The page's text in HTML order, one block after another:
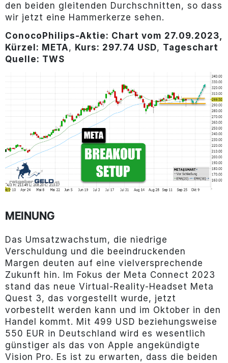
den beiden gleitenden Durchschnitten, so dass
wir jetzt eine Hammerkerze sehen.
ConocoPhilips-Aktie: Chart vom 27.09.2023,
Kürzel: META, Kurs: 297.74 USD, Tageschart
Quelle: TWS
MEINUNG
Das Umsatzwachstum, die niedrige
Verschuldung und die beeindruckenden
Margen deuten auf eine vielversprechende
Zukunft hin. Im Fokus der Meta Connect 2023
stand das neue Virtual-Reality-Headset Meta
Quest 3, das vorgestellt wurde, jetzt
vorbestellt werden kann und im Oktober in den
Handel kommt. Mit 499 USD beziehungsweise
550 EUR in Deutschland wird es wesentlich
günstiger als das von Apple angekündigte
Vision Pro. Es ist zu erwarten, dass die beiden